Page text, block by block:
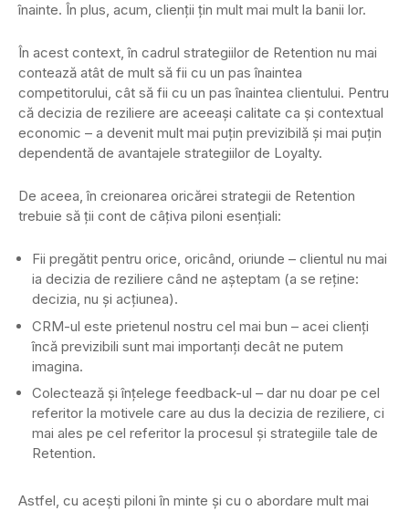
înainte. În plus, acum, clienţii ţin mult mai mult la banii lor.
În acest context, în cadrul strategiilor de Retention nu mai
contează atât de mult să fii cu un pas înaintea
competitorului, cât să fii cu un pas înaintea clientului. Pentru
că decizia de reziliere are aceeaşi calitate ca şi contextual
economic – a devenit mult mai puţin previzibilă şi mai puţin
dependentă de avantajele strategiilor de Loyalty.
De aceea, în creionarea oricărei strategii de Retention
trebuie să ţii cont de câţiva piloni esenţiali:
Fii pregătit pentru orice, oricând, oriunde – clientul nu mai
ia decizia de reziliere când ne aşteptam (a se reţine:
decizia, nu şi acţiunea).
CRM-ul este prietenul nostru cel mai bun – acei clienţi
încă previzibili sunt mai importanţi decât ne putem
imagina.
Colectează şi înţelege feedback-ul – dar nu doar pe cel
referitor la motivele care au dus la decizia de reziliere, ci
mai ales pe cel referitor la procesul şi strategiile tale de
Retention.
Astfel, cu aceşti piloni în minte şi cu o abordare mult mai